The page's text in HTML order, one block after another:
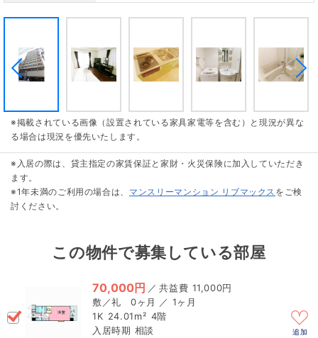
※掲載されている画像（設置されている家具家電等を含む）と現況が異な
る場合は現況を優先いたします。
※入居の際は、貸主指定の家賃保証と家財・火災保険に加入していただき
ます。
※1年未満のご利用の場合は、 マンスリーマンション リブマックス をご検
討ください。
この物件で募集している部屋
70,000円 ／
11,000円
0ヶ月 ／ 1ヶ月
1K 24.01m² 4階
相談
追加